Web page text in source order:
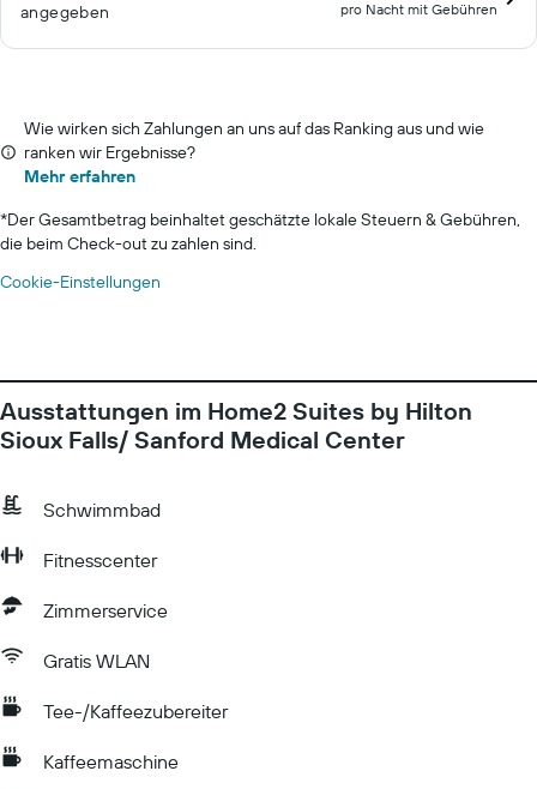
angegeben pro Nacht mit Gebühren
Wie wirken sich Zahlungen an uns auf das Ranking aus und wie
ranken wir Ergebnisse?
Mehr erfahren
*Der Gesamtbetrag beinhaltet geschätzte lokale Steuern & Gebühren,
die beim Check-out zu zahlen sind.
Cookie-Einstellungen
Ausstattungen im Home2 Suites by Hilton
Sioux Falls/ Sanford Medical Center
Schwimmbad
Fitnesscenter
Zimmerservice
Gratis WLAN
Tee-/Kaffeezubereiter
Kaffeemaschine